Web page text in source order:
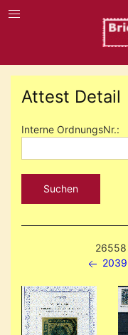
Attest Detail
Interne OrdnungsNr.:
Suchen